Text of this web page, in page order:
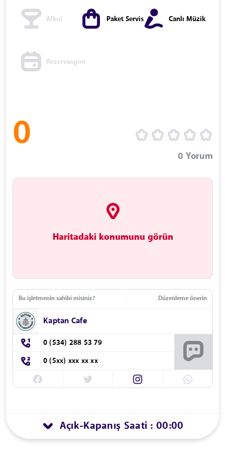
Alkol Paket Servis Canlı Müzik
Rezervasyon
0
0 Yorum
Haritadaki konumunu görün
Bu işletmenin sahibi misiniz? Düzenleme önerin
Kaptan Cafe
0 (534) 288 53 79
0 (5xx) xxx xx xx
Açık-Kapanış Saati : 00:00